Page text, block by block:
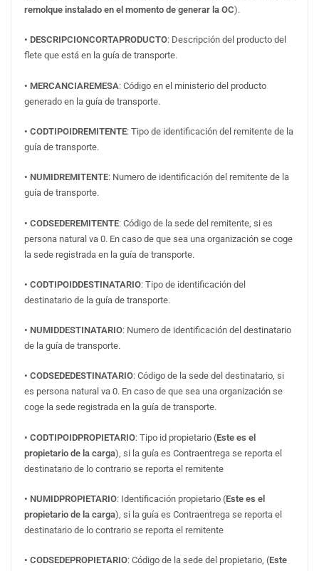
remolque instalado en el momento de generar la OC).
• DESCRIPCIONCORTAPRODUCTO: Descripción del producto del
flete que está en la guía de transporte.
• MERCANCIAREMESA: Código en el ministerio del producto
generado en la guía de transporte.
• CODTIPOIDREMITENTE: Tipo de identificación del remitente de la
guía de transporte.
• NUMIDREMITENTE: Numero de identificación del remitente de la
guía de transporte.
• CODSEDEREMITENTE: Código de la sede del remitente, si es
persona natural va 0. En caso de que sea una organización se coge
la sede registrada en la guía de transporte.
• CODTIPOIDDESTINATARIO: Tipo de identificación del
destinatario de la guía de transporte.
• NUMIDDESTINATARIO: Numero de identificación del destinatario
de la guía de transporte.
• CODSEDEDESTINATARIO: Código de la sede del destinatario, si
es persona natural va 0. En caso de que sea una organización se
coge la sede registrada en la guía de transporte.
• CODTIPOIDPROPIETARIO: Tipo id propietario (Este es el
propietario de la carga), si la guía es Contraentrega se reporta el
destinatario de lo contrario se reporta el remitente
• NUMIDPROPIETARIO: Identificación propietario (Este es el
propietario de la carga), si la guía es Contraentrega se reporta el
destinatario de lo contrario se reporta el remitente
• CODSEDEPROPIETARIO: Código de la sede del propietario, (Este